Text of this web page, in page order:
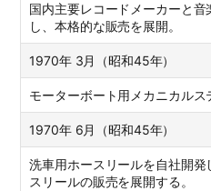
国内主要レコードメーカーと
し、本格的な販売を展開。
1970年 3月（昭和45年）
モーターボート用メカニカルス
1970年 6月（昭和45年）
洗車用ホースリールを自社開
スリールの販売を展開する。